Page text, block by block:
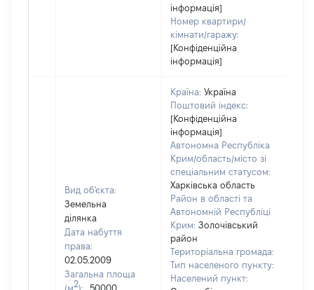
інформація]
Номер квартири/
кімнати/гаражу:
[Конфіденційна
інформація]
Вид об'єкта:
Земельна
ділянка
Дата набуття
права:
02.05.2009
Загальна площа
(м2):
50000
Країна: Україна
Поштовий індекс:
[Конфіденційна
інформація]
Автономна Республіка
Крим/область/місто зі
спеціальним статусом:
Харківська область
Район в області та
Автономній Республіці
Крим: Золочівський
район
Територіальна громада:
Тип населеного пункту:
Населений пункт: